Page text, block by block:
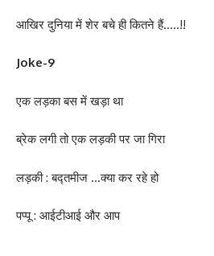
आखिर दुनिया में शेर बचे ही कितने हैं…..!!
Joke-9
एक लड़का बस में खड़ा था
ब्रेक लगी तो एक लड़की पर जा गिरा
लड़की : बद्तमीज …क्या कर रहे हो
पप्पू : आईटीआई और आप